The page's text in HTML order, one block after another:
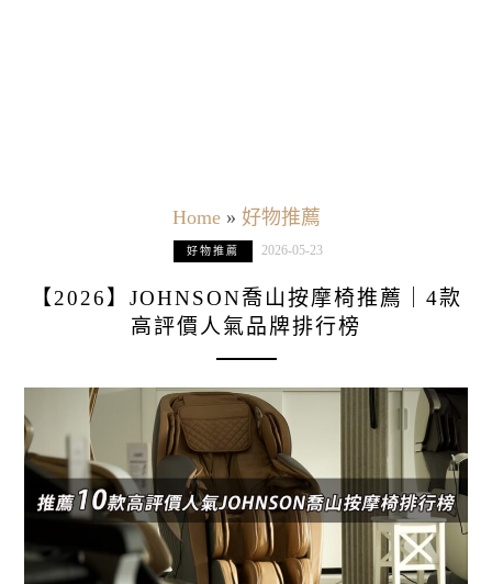
Home» 好物推薦
好物推薦 2026-05-23
【2026】JOHNSON喬山按摩椅推薦｜4款
高評價人氣品牌排行榜